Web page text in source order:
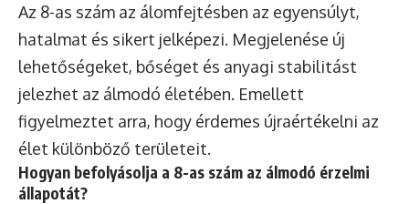
Az 8-as szám az álomfejtésben az egyensúlyt,
hatalmat és sikert jelképezi. Megjelenése új
lehetőségeket, bőséget és anyagi stabilitást
jelezhet az álmodó életében. Emellett
figyelmeztet arra, hogy érdemes újraértékelni az
élet különböző területeit.
Hogyan befolyásolja a 8-as szám az álmodó érzelmi
állapotát?